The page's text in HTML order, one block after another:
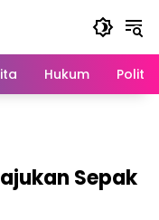
Hukum Politik
Sepak